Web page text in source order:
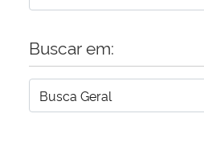
Buscar em: